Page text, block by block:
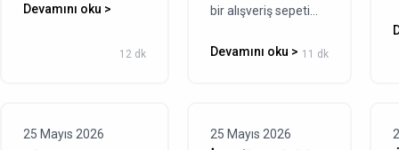
Devamını oku >
12 dk
bir alışveriş sepeti...
Devamını oku > 11 dk
25 Mayıs 2026 25 Mayıs 2026